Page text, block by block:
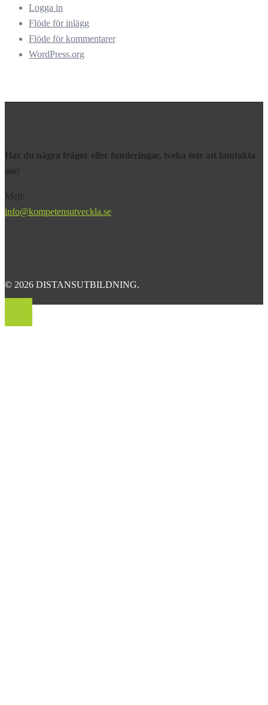
Logga in
Flöde för inlägg
Flöde för kommentarer
WordPress.org
Har du några frågor eller funderingar, tveka inte att kontakta
oss!
Mejl:
info@kompetensutveckla.se
© 2026 DISTANSUTBILDNING.